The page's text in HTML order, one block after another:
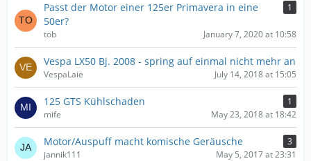
Passt der Motor einer 125er Primavera in eine
50er?
1
tob January 7, 2020 at 10:58
Vespa LX50 Bj. 2008 - spring auf einmal nicht mehr an
VespaLaie July 14, 2018 at 15:05
125 GTS Kühlschaden
1
mife
May 23, 2018 at 18:42
Motor/Auspuff macht komische Geräusche
3
jannik111
May 5, 2017 at 23:31